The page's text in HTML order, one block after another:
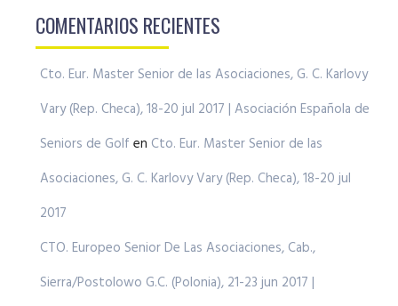
COMENTARIOS RECIENTES
Cto. Eur. Master Senior de las Asociaciones, G. C. Karlovy
Vary (Rep. Checa), 18-20 jul 2017 | Asociación Española de
Seniors de Golf en Cto. Eur. Master Senior de las
Asociaciones, G. C. Karlovy Vary (Rep. Checa), 18-20 jul
2017
CTO. Europeo Senior De Las Asociaciones, Cab.,
Sierra/Postolowo G.C. (Polonia), 21-23 jun 2017 |